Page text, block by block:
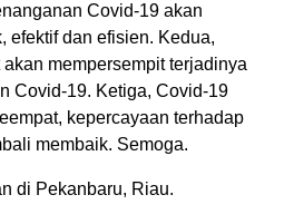
Covid-19 akan
efektif dan efisien. Kedua,
mempersempit terjadinya
Covid-19. Ketiga, Covid-19
kepercayaan terhadap
membaik. Semoga.
di Pekanbaru, Riau.